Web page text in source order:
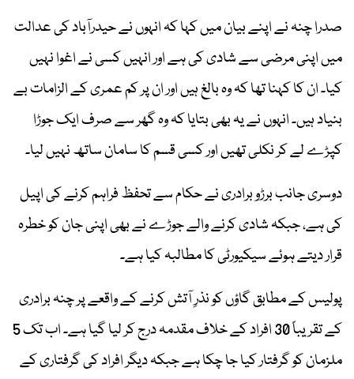
صدرا چنہ نے اپنے بیان میں کہا کہ انہوں نے حیدرآباد کی عدالت
میں اپنی مرضی سے شادی کی ہے اور انہیں کسی نے اغوا نہیں
کیا۔ ان کا کہنا تھا کہ وہ بالغ ہیں اور ان پر کم عمری کے الزامات بے
بنیاد ہیں۔ انہوں نے یہ بھی بتایا کہ وہ گھر سے صرف ایک جوڑا
کپڑے لے کر نکلی تھیں اور کسی قسم کا سامان ساتھ نہیں لیا۔
دوسری جانب برڑو برادری نے حکام سے تحفظ فراہم کرنے کی اپیل
کی ہے، جبکہ شادی کرنے والے جوڑے نے بھی اپنی جان کو خطرہ
قرار دیتے ہوئے سیکیورٹی کا مطالبہ کیا ہے۔
پولیس کے مطابق گاؤں کو نذرِ آتش کرنے کے واقعے پر چنہ برادری
کے تقریباً 30 افراد کے خلاف مقدمہ درج کر لیا گیا ہے۔ اب تک 5
ملزمان کو گرفتار کیا جا چکا ہے جبکہ دیگر افراد کی گرفتاری کے